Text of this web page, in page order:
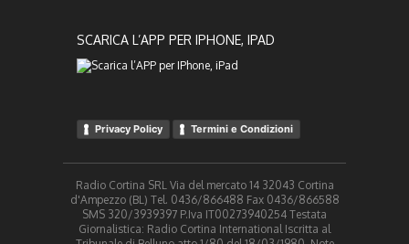
SCARICA L’APP PER IPHONE, IPAD
Privacy Policy Termini e Condizioni
Radio Cortina SRL Via del mercato 14 32043 Cortina
d'Ampezzo (BL) Tel. 0436/866488 Fax 0436/866588
SMS 320/3939397 P.Iva IT00273940254 Testata
Giornalistica: Radio Cortina International Iscritta al